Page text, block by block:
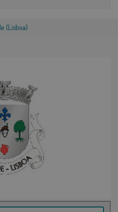
(Lisboa)